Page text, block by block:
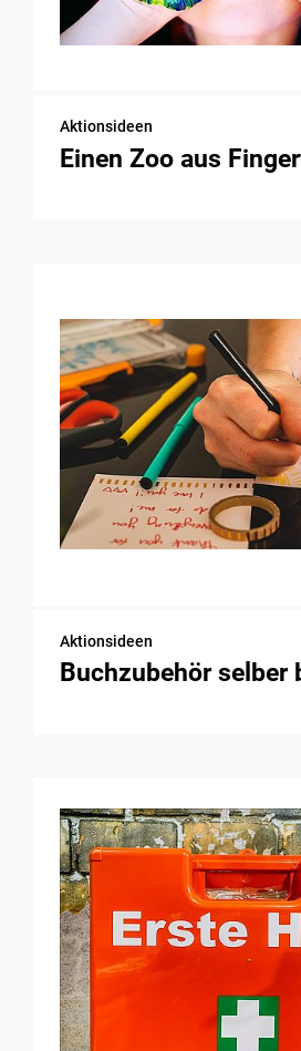
Aktionsideen
Einen Zoo aus
Aktionsideen
Buchzubehör selber